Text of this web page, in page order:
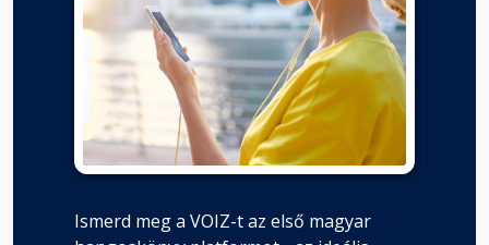
Ismerd meg a VOIZ-t az első magyar